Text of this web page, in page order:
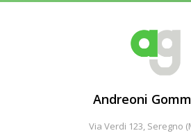
Andreoni
Via Verdi 123, Seregno